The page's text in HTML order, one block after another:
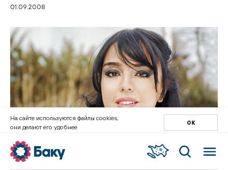
01.09.2008
На сайте используются файлы cookies,
они делают его удобнее
ОК